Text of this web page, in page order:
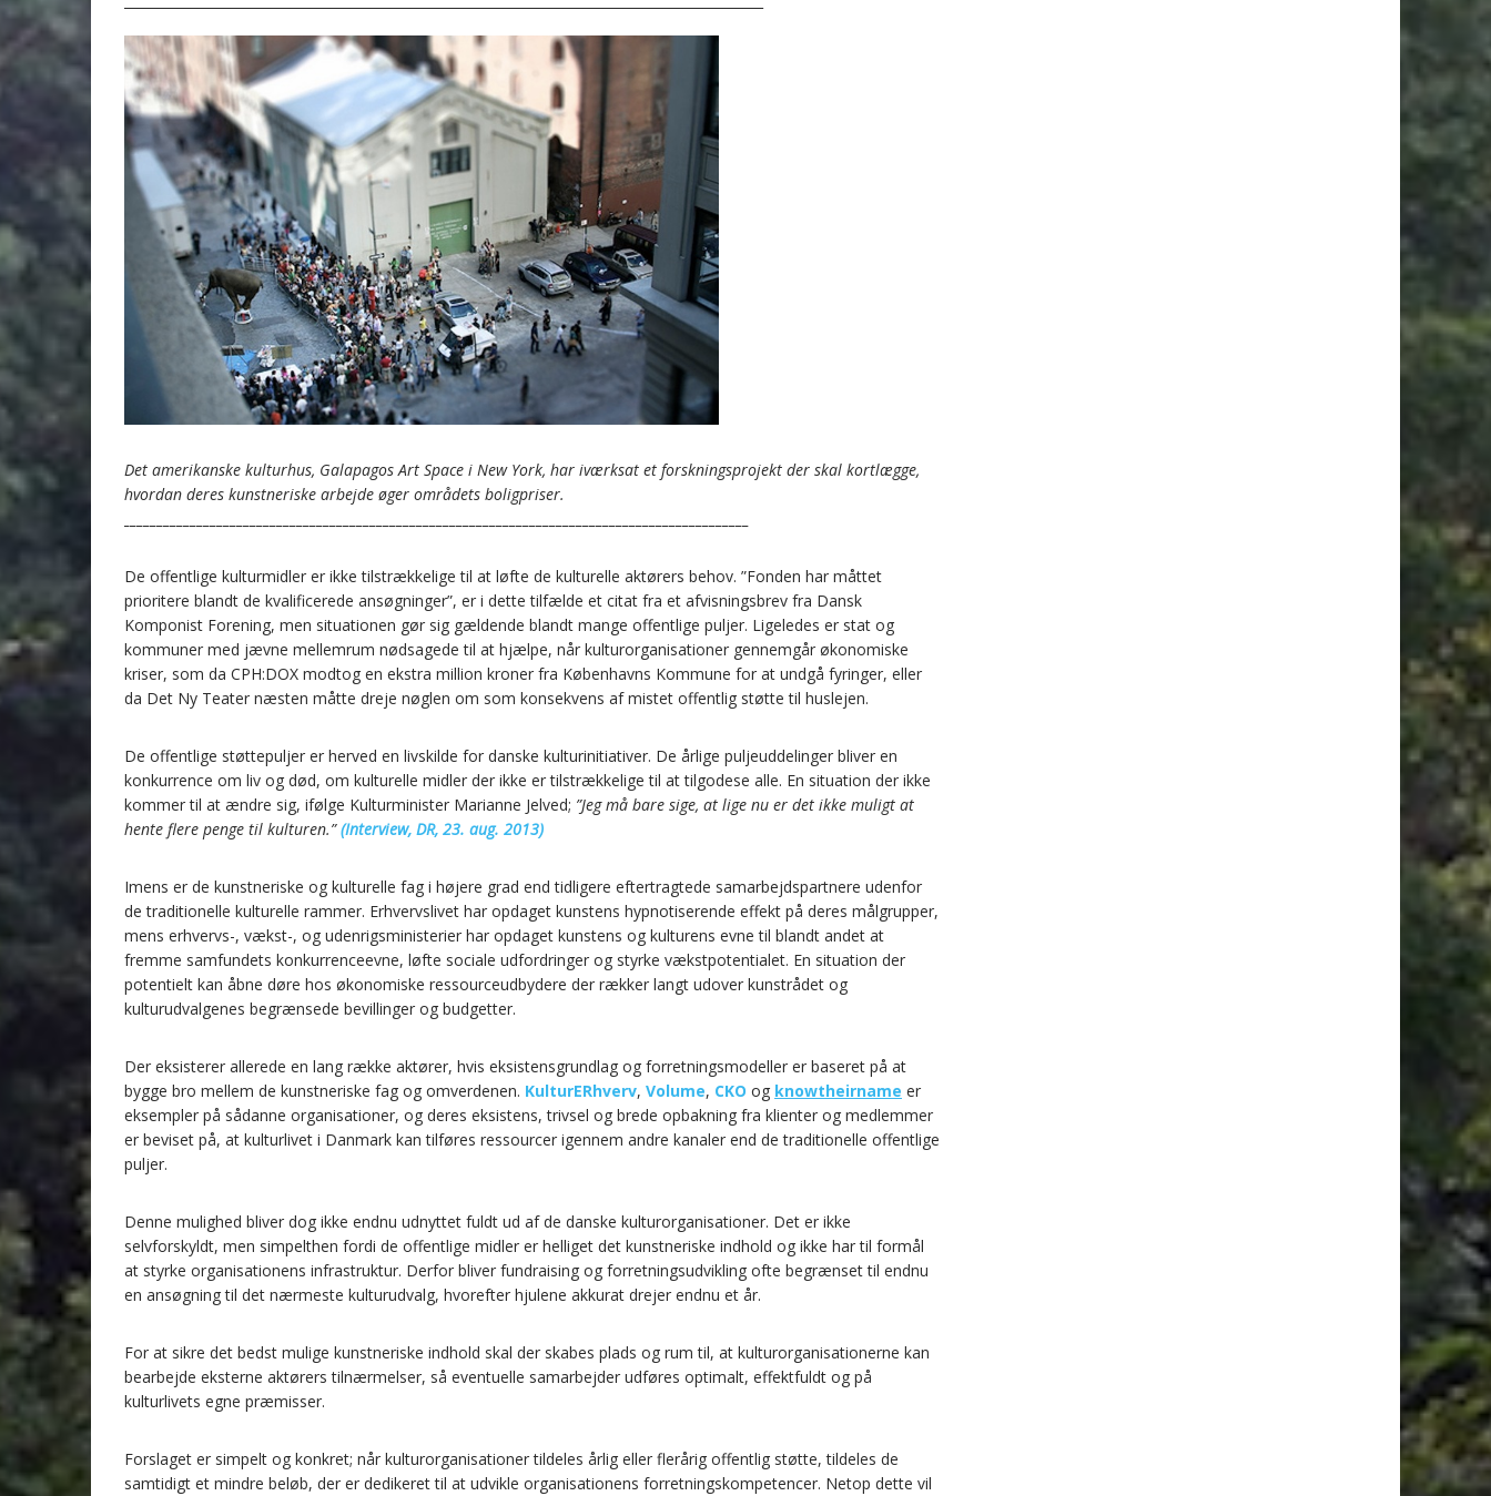
Det amerikanske kulturhus, Galapagos Art Space i New York, har iværksat et forskningsprojekt der skal kortlægge,
hvordan deres kunstneriske arbejde øger områdets boligpriser.
De offentlige kulturmidler er ikke tilstrækkelige til at løfte de kulturelle aktørers behov. ”Fonden har måttet
prioritere blandt de kvalificerede ansøgninger”, er i dette tilfælde et citat fra et afvisningsbrev fra Dansk
Komponist Forening, men situationen gør sig gældende blandt mange offentlige puljer. Ligeledes er stat og
kommuner med jævne mellemrum nødsagede til at hjælpe, når kulturorganisationer gennemgår økonomiske
kriser, som da CPH:DOX modtog en ekstra million kroner fra Københavns Kommune for at undgå fyringer, eller
da Det Ny Teater næsten måtte dreje nøglen om som konsekvens af mistet offentlig støtte til huslejen.
De offentlige støttepuljer er herved en livskilde for danske kulturinitiativer. De årlige puljeuddelinger bliver en
konkurrence om liv og død, om kulturelle midler der ikke er tilstrækkelige til at tilgodese alle. En situation der ikke
kommer til at ændre sig, ifølge Kulturminister Marianne Jelved; ”Jeg må bare sige, at lige nu er det ikke muligt at
hente flere penge til kulturen.”(Interview, DR, 23. aug. 2013)
Imens er de kunstneriske og kulturelle fag i højere grad end tidligere eftertragtede samarbejdspartnere udenfor
de traditionelle kulturelle rammer. Erhvervslivet har opdaget kunstens hypnotiserende effekt på deres målgrupper,
mens erhvervs-, vækst-, og udenrigsministerier har opdaget kunstens og kulturens evne til blandt andet at
fremme samfundets konkurrenceevne, løfte sociale udfordringer og styrke vækstpotentialet. En situation der
potentielt kan åbne døre hos økonomiske ressourceudbydere der rækker langt udover kunstrådet og
kulturudvalgenes begrænsede bevillinger og budgetter.
Der eksisterer allerede en lang række aktører, hvis eksistensgrundlag og forretningsmodeller er baseret på at
bygge bro mellem de kunstneriske fag og omverdenen. KulturERhverv, Volume, CKO og knowtheirname er
eksempler på sådanne organisationer, og deres eksistens, trivsel og brede opbakning fra klienter og medlemmer
er beviset på, at kulturlivet i Danmark kan tilføres ressourcer igennem andre kanaler end de traditionelle offentlige
puljer.
Denne mulighed bliver dog ikke endnu udnyttet fuldt ud af de danske kulturorganisationer. Det er ikke
selvforskyldt, men simpelthen fordi de offentlige midler er helliget det kunstneriske indhold og ikke har til formål
at styrke organisationens infrastruktur. Derfor bliver fundraising og forretningsudvikling ofte begrænset til endnu
en ansøgning til det nærmeste kulturudvalg, hvorefter hjulene akkurat drejer endnu et år.
For at sikre det bedst mulige kunstneriske indhold skal der skabes plads og rum til, at kulturorganisationerne kan
bearbejde eksterne aktørers tilnærmelser, så eventuelle samarbejder udføres optimalt, effektfuldt og på
kulturlivets egne præmisser.
Forslaget er simpelt og konkret; når kulturorganisationer tildeles årlig eller flerårig offentlig støtte, tildeles de
samtidigt et mindre beløb, der er dedikeret til at udvikle organisationens forretningskompetencer. Netop dette vil